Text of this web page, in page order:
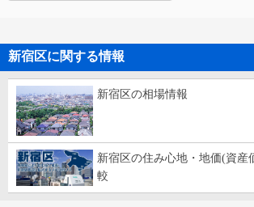
新宿区に関する情報
新宿区の相場情報
新宿区の住み心地・地価(資産
較